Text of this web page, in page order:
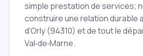
simple prestation de services;
construire une relation durable
d'Orly (94310) et de tout le
Val‑de‑Marne.